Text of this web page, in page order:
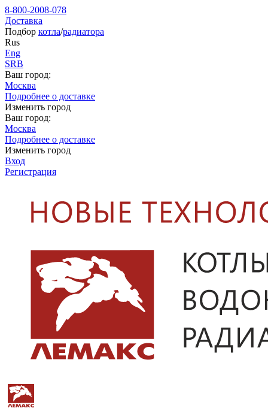
8-800-2008-078
Доставка
Подбор котла/радиатора
Rus
Eng
SRB
Ваш город:
Москва
Подробнее о доставке
Изменить город
Ваш город:
Москва
Подробнее о доставке
Изменить город
Вход
Регистрация